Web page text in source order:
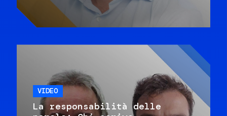
VIDEO
La responsabilità delle